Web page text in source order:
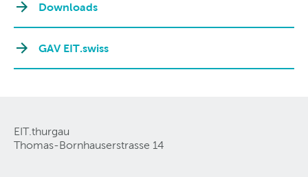
Downloads
GAV EIT.swiss
EIT.thurgau
Thomas-Bornhauserstrasse 14